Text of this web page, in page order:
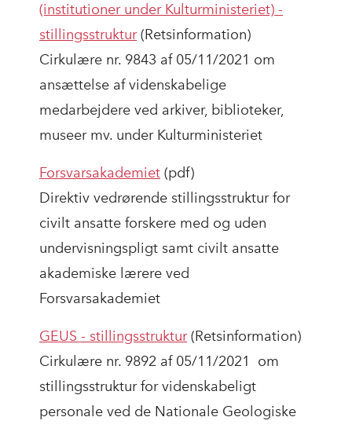
(institutioner under Kulturministeriet) -
stillingsstruktur(Retsinformation)
Cirkulære nr. 9843 af 05/11/2021 om
ansættelse af videnskabelige
medarbejdere ved arkiver, biblioteker,
museer mv. under Kulturministeriet
Forsvarsakademiet (pdf)
Direktiv vedrørende stillingsstruktur for
civilt ansatte forskere med og uden
undervisningspligt samt civilt ansatte
akademiske lærere ved
Forsvarsakademiet
GEUS - stillingsstruktur(Retsinformation)
Cirkulære nr. 9892 af 05/11/2021 om
stillingsstruktur for videnskabeligt
personale ved de Nationale Geologiske